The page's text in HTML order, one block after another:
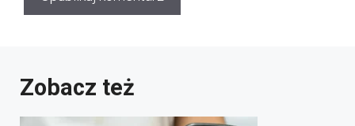
Zobacz też